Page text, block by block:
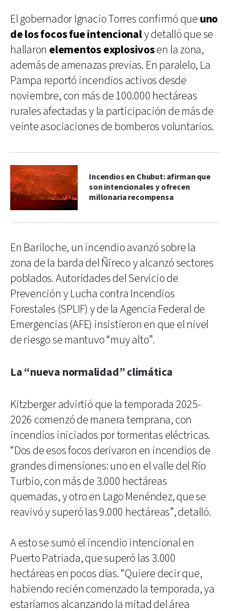
El gobernador Ignacio Torres confirmó que uno
de los focos fue intencionaly detalló que se
hallaron elementos explosivosen la zona,
además de amenazas previas. En paralelo, La
Pampa reportó incendios activos desde
noviembre, con más de 100.000 hectáreas
rurales afectadas y la participación de más de
veinte asociaciones de bomberos voluntarios.
Incendios en Chubut: afirman que
son intencionales y ofrecen
millonaria recompensa
En Bariloche, un incendio avanzó sobre la
zona de la barda del Ñireco y alcanzó sectores
poblados. Autoridades del Servicio de
Prevención y Lucha contra Incendios
Forestales (SPLIF) y de la Agencia Federal de
Emergencias (AFE) insistieron en que el nivel
de riesgo se mantuvo “muy alto”.
La “nueva normalidad” climática
Kitzberger advirtió que la temporada 2025-
2026 comenzó de manera temprana, con
incendios iniciados por tormentas eléctricas.
“Dos de esos focos derivaron en incendios de
grandes dimensiones: uno en el valle del Río
Turbio, con más de 3.000 hectáreas
quemadas, y otro en Lago Menéndez, que se
reavivó y superó las 9.000 hectáreas”, detalló.
A esto se sumó el incendio intencional en
Puerto Patriada, que superó las 3.000
hectáreas en pocos días. “Quiere decir que,
habiendo recién comenzado la temporada, ya
estaríamos alcanzando la mitad del área